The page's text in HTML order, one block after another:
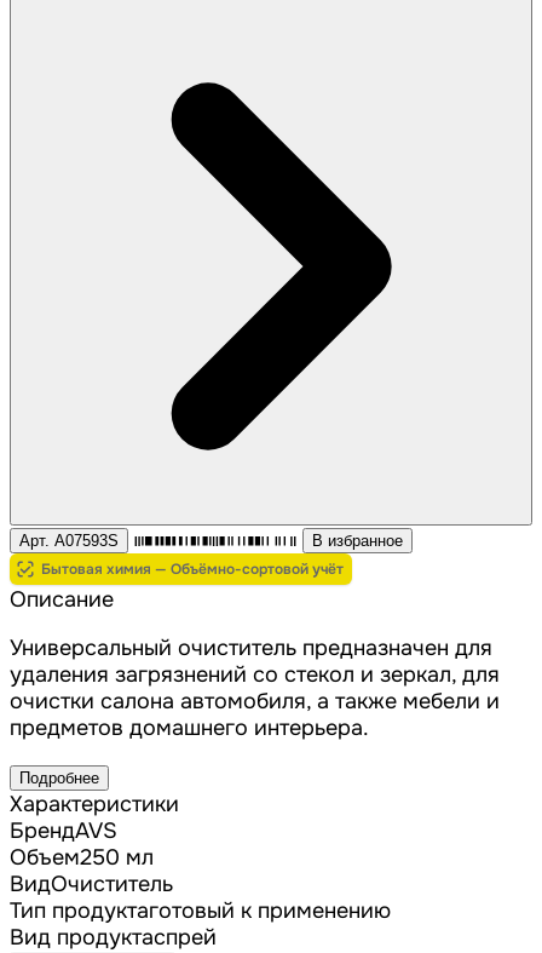
Арт. A07593S В избранное
Бытовая химия — Объёмно-сортовой учёт
Описание
Универсальный очиститель предназначен для
удаления загрязнений со стекол и зеркал, для
очистки салона автомобиля, а также мебели и
предметов домашнего интерьера.
Подробнее
Характеристики
БрендAVS
Объем250 мл
ВидОчиститель
Тип продуктаготовый к применению
Вид продуктаспрей